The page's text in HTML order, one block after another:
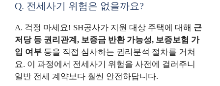
Q. 전세사기 위험은 없을까요?
A. 걱정 마세요! SH공사가 지원 대상 주택에 대해 근
저당 등 권리관계, 보증금 반환 가능성, 보증보험 가
입 여부 등을 직접 심사하는 권리분석 절차를 거쳐
요. 이 과정에서 전세사기 위험을 사전에 걸러주니
일반 전세 계약보다 훨씬 안전하답니다.